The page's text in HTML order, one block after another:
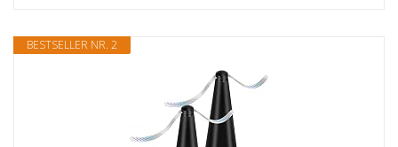
BESTSELLER NR. 2